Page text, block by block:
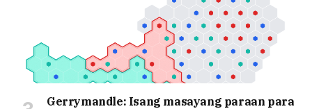
Gerrymandle: Isang masayang paraan para